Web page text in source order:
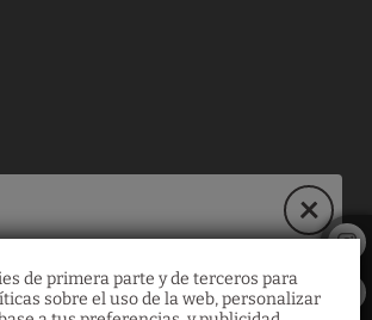
de primera parte y de terceros para
sobre el uso de la web, personalizar
de descuento